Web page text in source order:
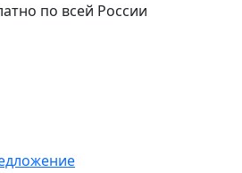
по всей России